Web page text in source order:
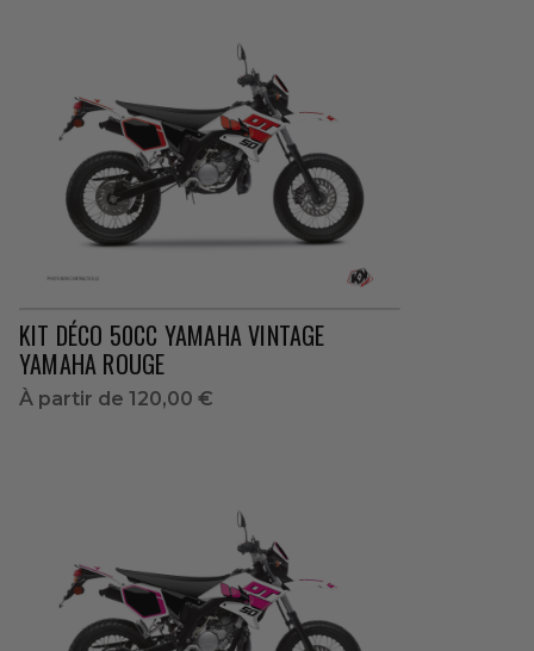
KIT DÉCO 50CC YAMAHA VINTAGE
YAMAHA ROUGE
À partir de 120,00 €